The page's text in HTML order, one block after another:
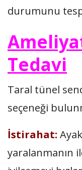
durumunu
Tedavi
Taral tünel
seçeneği
İstirahat:
yaralanmanın